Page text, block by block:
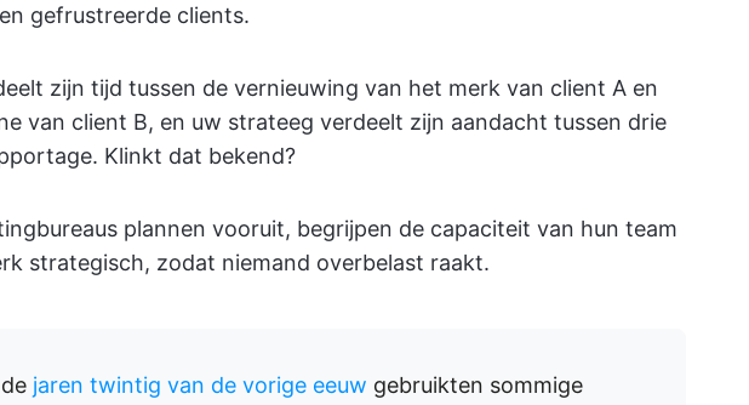
gefrustreerde clients.
zijn tijd tussen de vernieuwing van het merk van client A en
van client B, en uw strateeg verdeelt zijn aandacht tussen drie
Klinkt dat bekend?
plannen vooruit, begrijpen de capaciteit van hun team
strategisch, zodat niemand overbelast raakt.
jaren twintig van de vorige eeuw gebruikten sommige